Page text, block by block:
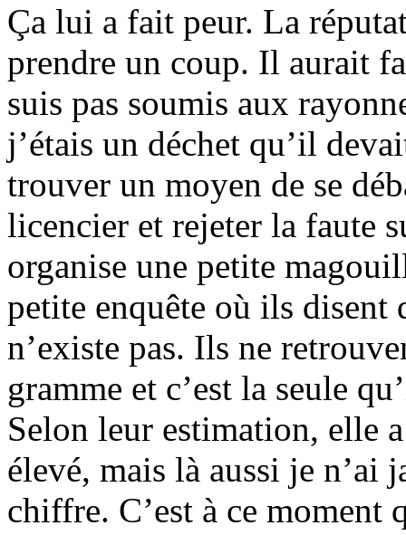
Ça lui a fait peur. La
prendre un coup. Il aurait
suis pas soumis aux
j’étais un déchet qu’il
trouver un moyen de se
licencier et rejeter la faute
organise une petite
petite enquête où ils disent
n’existe pas. Ils ne
gramme et c’est la seule
Selon leur estimation, elle
élevé, mais là aussi je n’ai
chiffre. C’est à ce moment